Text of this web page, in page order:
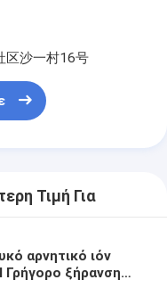
区沙一村16号
Τιμή Για
αρνητικό ιόν
Γρήγορο ξήρανση